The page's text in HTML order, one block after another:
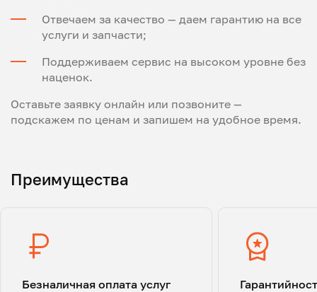
Отвечаем за качество — даем гарантию на все
услуги и запчасти;
Поддерживаем сервис на высоком уровне без
наценок.
Оставьте заявку онлайн или позвоните —
подскажем по ценам и запишем на удобное время.
Преимущества
Безналичная оплата услуг